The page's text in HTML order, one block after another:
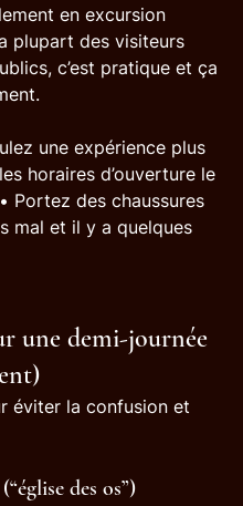
en excursion
plupart des visiteurs
c’est pratique et ça
une expérience plus
horaires d’ouverture le
Portez des chaussures
mal et il y a quelques
une demi-journée
éviter la confusion et
des os”)